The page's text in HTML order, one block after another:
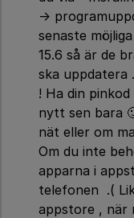
→
senaste
15.6 så är de
ska uppdatera
! Ha din
nytt sen bara
nät eller om
Om du inte
apparna i
telefonen .(
appstore , när